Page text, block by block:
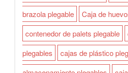
brazola plegable
Caja de
contenedor de palets plegable
plegables
cajas de plástico